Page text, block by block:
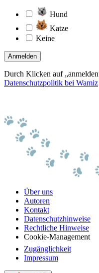
Hund
Katze
Keine
Anmelden
Durch Klicken auf
Datenschutzpolitik bei Wamiz
Über uns
Autoren
Kontakt
Datenschutzhinweise
Rechtliche Hinweise
Cookie-Management
Zugänglichkeit
Impressum